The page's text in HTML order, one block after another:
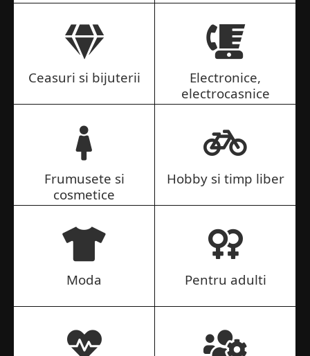
Ceasuri si bijuterii
Electronice,
electrocasnice
Frumusete si
cosmetice
Hobby si timp liber
Moda Pentru adulti